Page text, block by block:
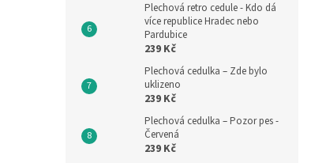
Plechová retro cedule - Kdo dá
více republice Hradec nebo
Pardubice
239 Kč
Plechová cedulka – Zde bylo
uklizeno
239 Kč
Plechová cedulka – Pozor pes -
Červená
239 Kč